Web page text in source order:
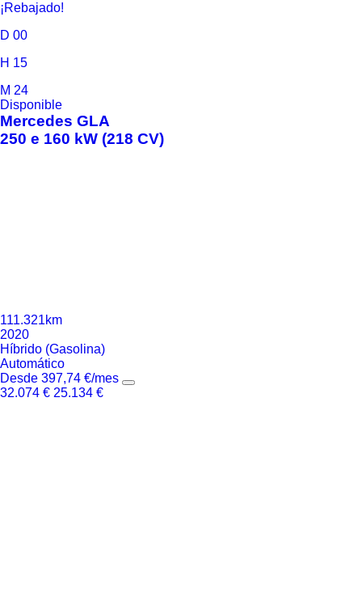
¡Rebajado!
D 00
H 15
M 24
Disponible
Mercedes GLA
250 e 160 kW (218 CV)
111.321km
2020
Híbrido (Gasolina)
Automático
Desde 397,74 €/mes
32.074 € 25.134 €